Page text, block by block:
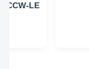
CCW-LE